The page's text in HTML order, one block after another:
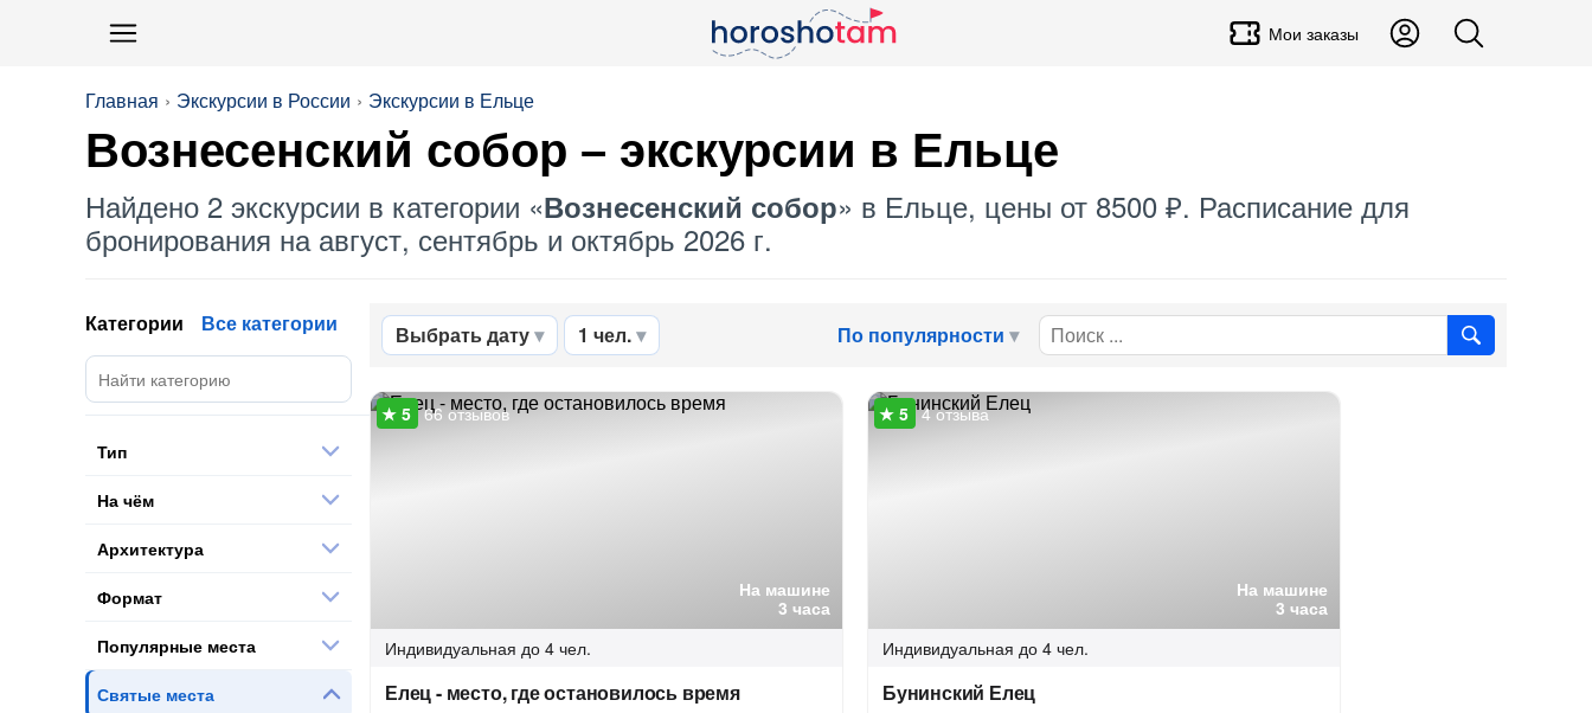
Мои заказы
Главная Экскурсии в России Экскурсии в Ельце
Вознесенский собор – экскурсии в Ельце
Найдено 2 экскурсии в категории «Вознесенский собор» в Ельце, цены от 8500 ₽. Расписание для
бронирования на август, сентябрь и октябрь 2026 г.
Выбрать дату 1 чел. По популярности
На машине
3 часа
66 отзывов
Индивидуальная до 4 чел.
Елец - место, где остановилось время
На машине
3 часа
4 отзыва
Индивидуальная до 4 чел.
Бунинский Елец
Категории Все категории
Тип
На чём
Архитектура
Формат
Популярные места
Святые места